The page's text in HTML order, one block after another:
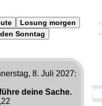
Losung morgen
Sonntag
8. Juli 2027:
deine Sache.